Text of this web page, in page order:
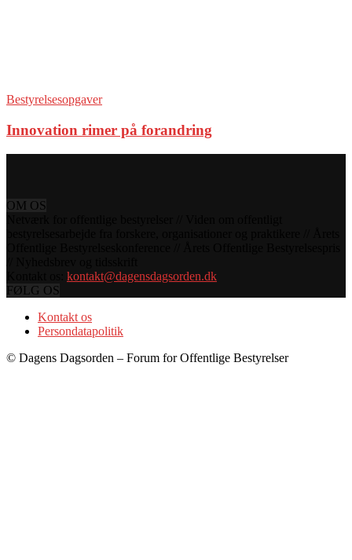
Bestyrelsesopgaver
Innovation rimer på forandring
OM OS
kontakt@dagensdagsorden.dk
FØLG OS
Kontakt os
Persondatapolitik
© Dagens Dagsorden – Forum for Offentlige Bestyrelser